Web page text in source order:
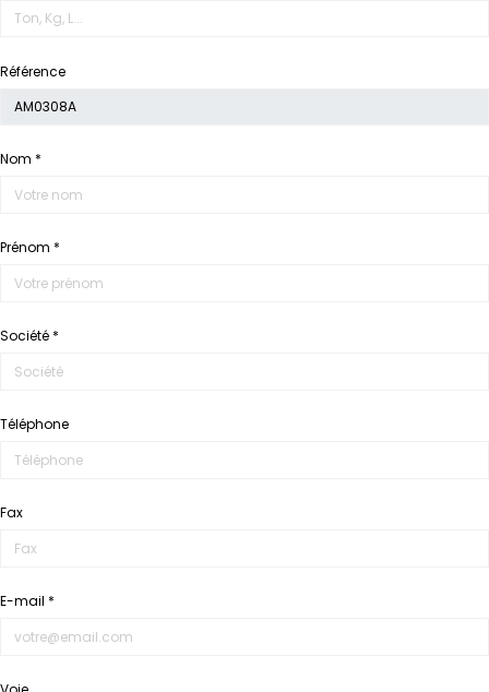
Référence
Nom *
Prénom *
Société *
Téléphone
Fax
E-mail *